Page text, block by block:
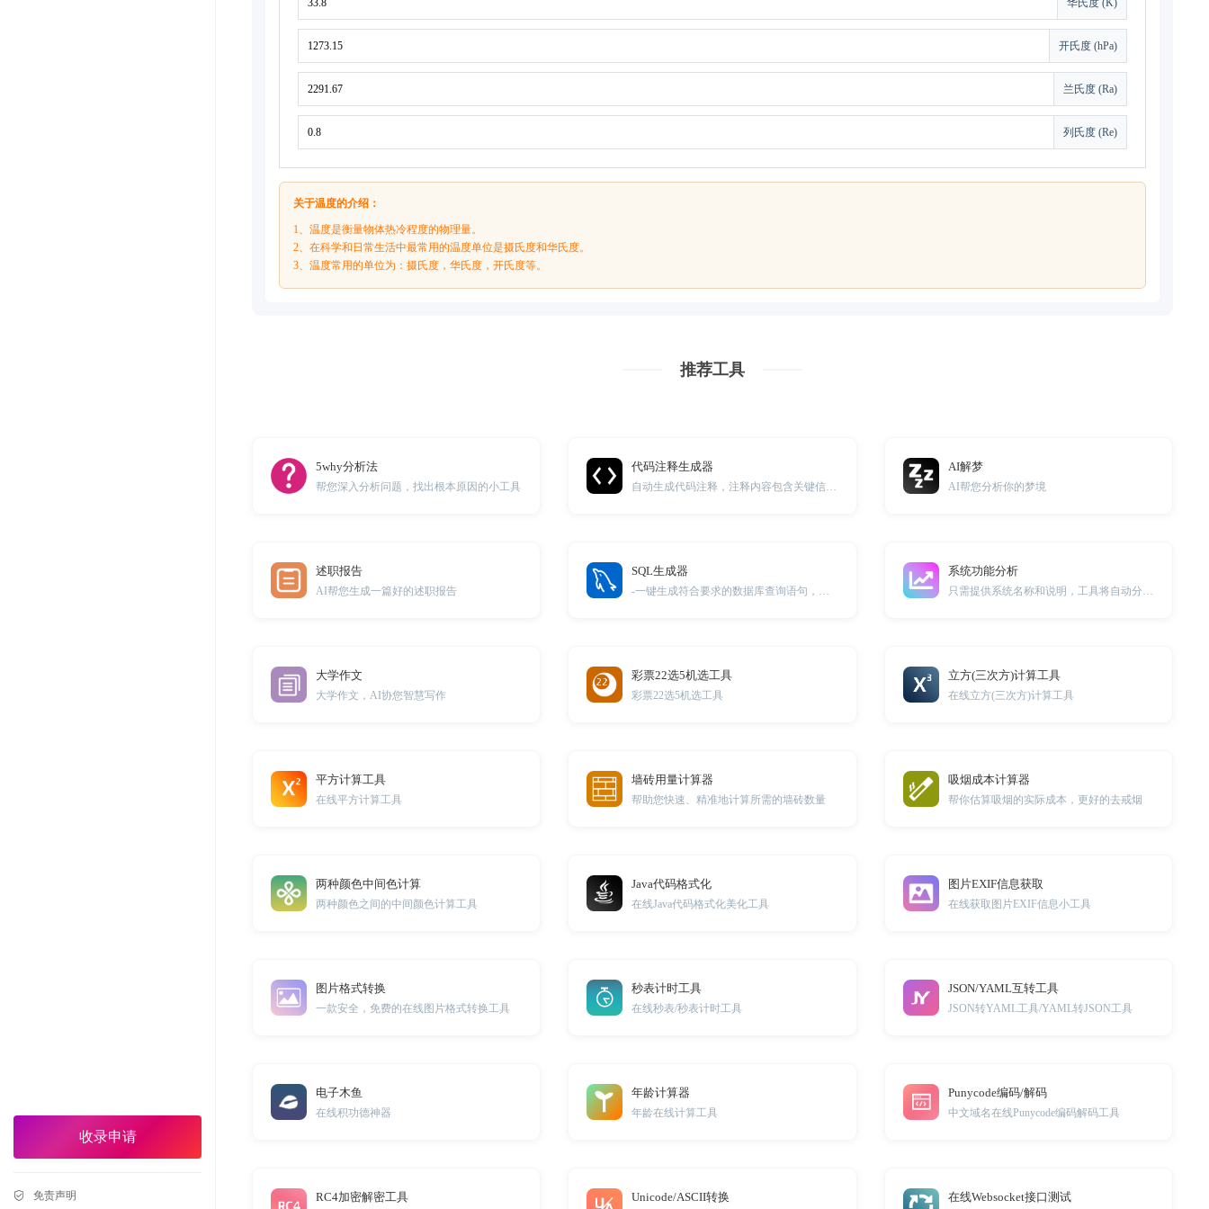
收录申请
免责声明
华氏度 (K)
开氏度 (hPa)
兰氏度 (Ra)
列氏度 (Re)
关于温度的介绍：
1、温度是衡量物体热冷程度的物理量。
2、在科学和日常生活中最常用的温度单位是摄氏度和华氏度。
3、温度常用的单位为：摄氏度，华氏度，开氏度等。
推荐工具
5why分析法
帮您深入分析问题，找出根本原因的小工具
代码注释生成器 AI解梦
AI帮您分析你的梦境
述职报告
AI帮您生成一篇好的述职报告
SQL生成器 系统功能分析
大学作文
大学作文，AI协您智慧写作
彩票22选5机选工具
彩票22选5机选工具
立方(三次方)计算工具
在线立方(三次方)计算工具
平方计算工具
在线平方计算工具
墙砖用量计算器
帮助您快速、精准地计算所需的墙砖数量
吸烟成本计算器
帮你估算吸烟的实际成本，更好的去戒烟
两种颜色中间色计算
两种颜色之间的中间颜色计算工具
Java代码格式化
在线Java代码格式化美化工具
图片EXIF信息获取
在线获取图片EXIF信息小工具
图片格式转换
一款安全，免费的在线图片格式转换工具
秒表计时工具
在线秒表/秒表计时工具
JSON/YAML互转工具
JSON转YAML工具/YAML转JSON工具
电子木鱼
在线积功德神器
年龄计算器
年龄在线计算工具
Punycode编码/解码
中文域名在线Punycode编码解码工具
RC4加密解密工具 Unicode/ASCII转换 在线Websocket接口测试